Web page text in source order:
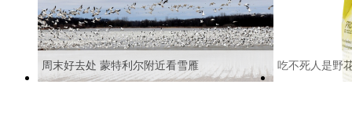
周末好去处 蒙特利尔附近看雪雁 吃不死人是野